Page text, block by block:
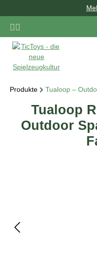
Zum Hauptinhalt springen
Produkte Tualoop –
Tualoop
Outdoor